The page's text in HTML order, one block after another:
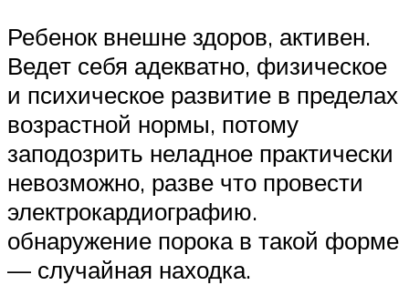
Ребенок внешне здоров, активен.
Ведет себя адекватно, физическое
и психическое развитие в пределах
возрастной нормы, потому
заподозрить неладное практически
невозможно, разве что провести
электрокардиографию.
обнаружение порока в такой форме
— случайная находка.